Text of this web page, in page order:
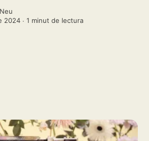
2024 ∙1 minut de lectura